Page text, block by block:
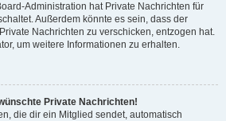
Administration hat Private Nachrichten für
Außerdem könnte es sein, dass der
Nachrichten zu verschicken, entzogen hat.
um weitere Informationen zu erhalten.
Private Nachrichten!
die dir ein Mitglied sendet, automatisch